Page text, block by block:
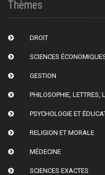
Thèmes
DROIT
SCIENCES
GESTION
PHILOSOPHIE, LETTRES,
PSYCHOLOGIE ET
RELIGION ET MORALE
MÉDECINE
SCIENCES EXACTES